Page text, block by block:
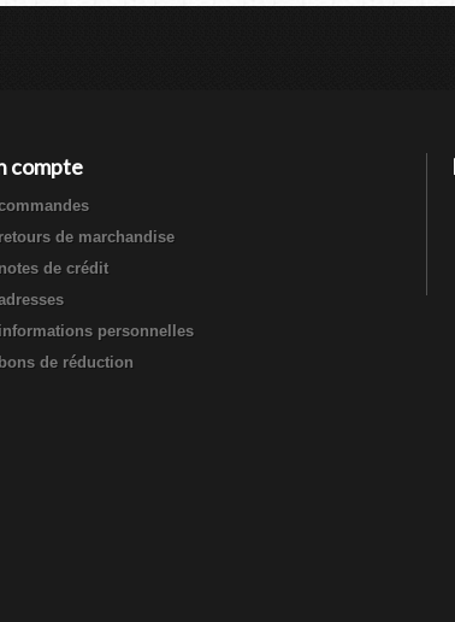
compte
de marchandise
de crédit
personnelles
de réduction